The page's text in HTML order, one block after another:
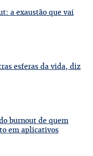
a exaustão que vai
esferas da vida, diz
burnout de quem
em aplicativos